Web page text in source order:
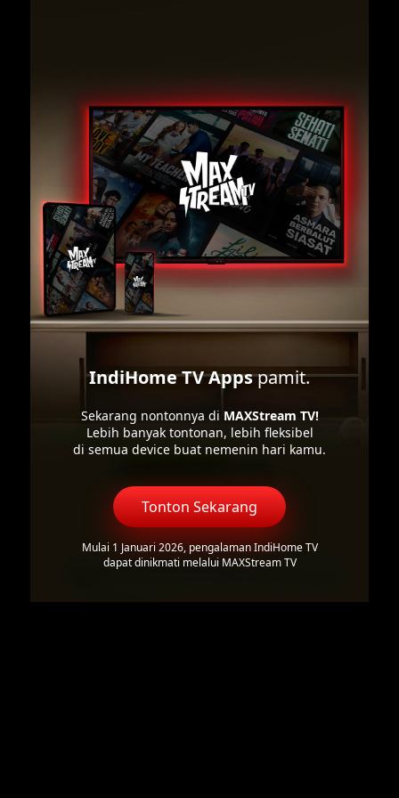
IndiHome TV Appspamit.
Sekarang nontonnya di MAXStream TV!
Lebih banyak tontonan, lebih fleksibel
di semua device buat nemenin hari kamu.
Tonton Sekarang
Mulai 1 Januari 2026, pengalaman IndiHome TV
dapat dinikmati melalui MAXStream TV